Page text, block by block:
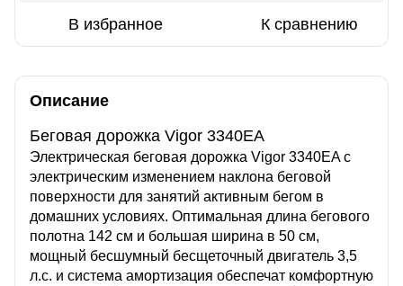
В избранное К сравнению
Описание
Беговая дорожка Vigor 3340EA
Электрическая беговая дорожка Vigor 3340EA с
электрическим изменением наклона беговой
поверхности для занятий активным бегом в
домашних условиях. Оптимальная длина бегового
полотна 142 см и большая ширина в 50 см,
мощный бесшумный бесщеточный двигатель 3,5
л.с. и система амортизация обеспечат комфортную